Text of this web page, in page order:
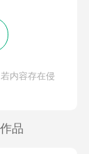
内容存在侵
品